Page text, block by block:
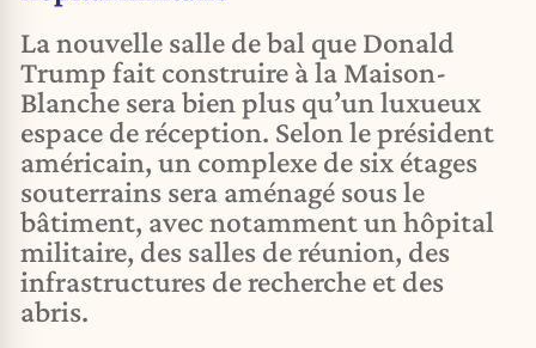
La nouvelle salle de bal que Donald
Trump fait construire à la Maison-
Blanche sera bien plus qu’un luxueux
espace de réception. Selon le président
américain, un complexe de six étages
souterrains sera aménagé sous le
bâtiment, avec notamment un hôpital
militaire, des salles de réunion, des
infrastructures de recherche et des
abris.